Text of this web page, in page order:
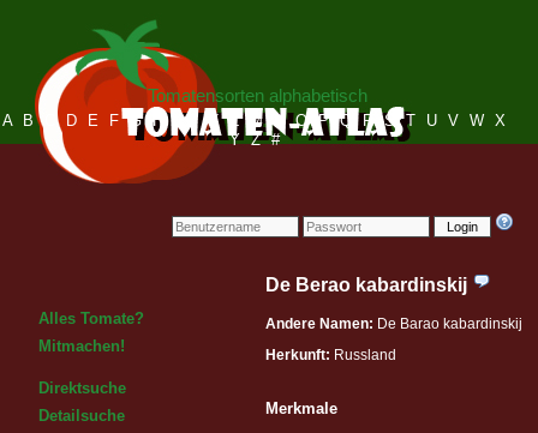
Login
Tomatensorten alphabetisch
A B C D E F G H I J K L M N O P Q R S T U V W X
Y Z #
Alles Tomate?
Mitmachen!
Direktsuche
Detailsuche
De Berao kabardinskij
Andere Namen: De Barao kabardinskij
Herkunft: Russland
Merkmale